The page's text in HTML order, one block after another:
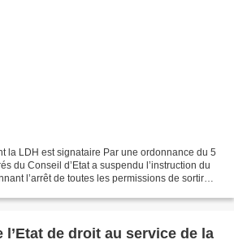
la LDH est signataire Par une ordonnance du 5
du Conseil d’Etat a suspendu l’instruction du
l’arrêt de toutes les permissions de sortir
l’Etat de droit au service de la